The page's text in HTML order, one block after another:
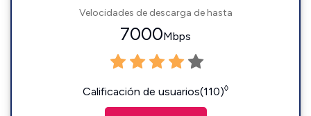
Velocidades de descarga de hasta
7000Mbps
Calificación de usuarios(110)◊